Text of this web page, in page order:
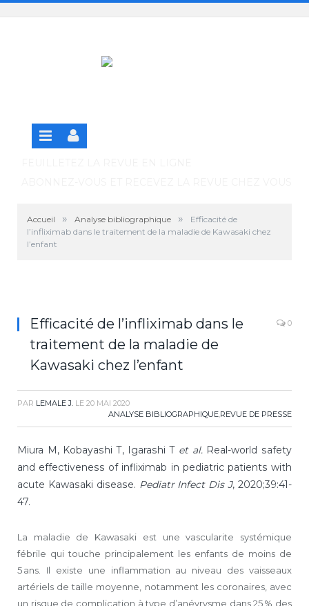
Panneau de gestion des cookies
SE CONNECTER
S'INSCRIRE GRATUITEMENT À LA VERSION EN
Accueil » Analyse bibliographique »
Efficacité de
l’infliximab dans le traitement de la maladie de Kawasaki chez
l’enfant
Efficacité de l’infliximab dans le
traitement de la maladie de
Kawasaki chez l’enfant
0
PAR LEMALE J. LE 20 MAI 2020
ANALYSE BIBLIOGRAPHIQUE,REVUE DE PRESSE
Miura M, Kobayashi T, Igarashi T et al.Real-world safety
and effectiveness of infliximab in pediatric patients with
acute Kawasaki disease. Pediatr Infect Dis J, 2020;39:41-
47.
La maladie de Kawasaki est une vascularite systémique
fébrile qui touche principalement les enfants de moins de
5 ans. Il existe une inflammation au niveau des vaisseaux
artériels de taille moyenne, notamment les coronaires, avec
un risque de complication à type d’anévrysme dans 25 % des